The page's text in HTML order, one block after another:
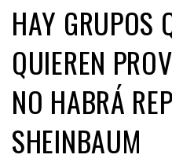
HAY GRUPOS
QUIEREN
NO HABRÁ
SHEINBAUM